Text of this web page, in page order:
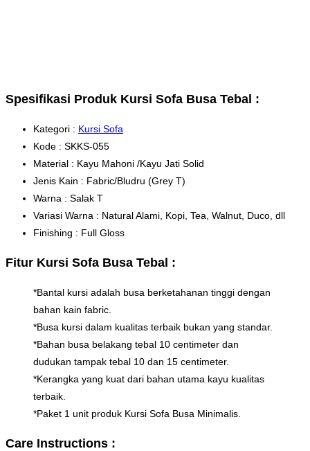
Spesifikasi Produk Kursi Sofa Busa Tebal :
Kategori : Kursi Sofa
Kode : SKKS-055
Material : Kayu Mahoni /Kayu Jati Solid
Jenis Kain : Fabric/Bludru (Grey T)
Warna : Salak T
Variasi Warna : Natural Alami, Kopi, Tea, Walnut, Duco, dll
Finishing : Full Gloss
Fitur Kursi Sofa Busa Tebal :
*Bantal kursi adalah busa berketahanan tinggi dengan
bahan kain fabric.
*Busa kursi dalam kualitas terbaik bukan yang standar.
*Bahan busa belakang tebal 10 centimeter dan
dudukan tampak tebal 10 dan 15 centimeter.
*Kerangka yang kuat dari bahan utama kayu kualitas
terbaik.
*Paket 1 unit produk Kursi Sofa Busa Minimalis.
Care Instructions :